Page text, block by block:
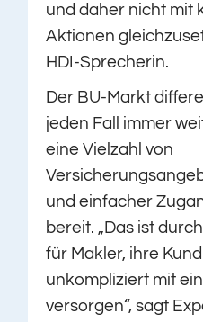
und daher nicht mit
Aktionen
HDI-Sprecherin.
Der BU-Markt
jeden Fall immer
eine Vielzahl von
und einfacher
bereit. „Das ist
für Makler, ihre
unkompliziert mit
versorgen“, sagt